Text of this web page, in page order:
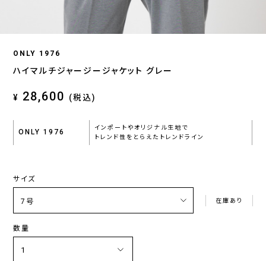
ONLY 1976
ハイマルチジャージージャケット グレー
¥ 28,600 (税込)
ONLY 1976
インポートやオリジナル生地で
トレンド性をとらえたトレンドライン
サイズ
在庫あり
数量